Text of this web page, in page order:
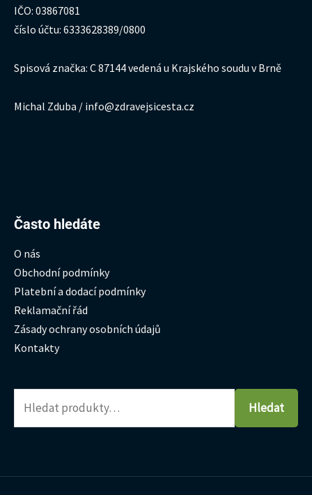
IČO: 03867081
číslo účtu: 6333628389/0800
Spisová značka: C 87144 vedená u Krajského soudu v Brně
Michal Zduba / info@zdravejsicesta.cz
Často hledáte
O nás
Obchodní podmínky
Platební a dodací podmínky
Reklamační řád
Zásady ochrany osobních údajů
Kontakty
Hledat:
Hledat